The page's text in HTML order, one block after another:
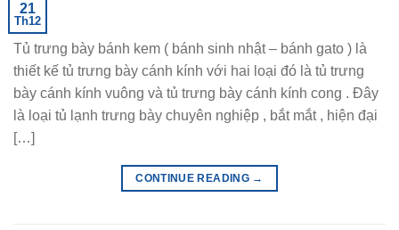
21
Th12
Tủ trưng bày bánh kem ( bánh sinh nhật – bánh gato ) là
thiết kế tủ trưng bày cánh kính với hai loại đó là tủ trưng
bày cánh kính vuông và tủ trưng bày cánh kính cong . Đây
là loại tủ lạnh trưng bày chuyên nghiệp , bắt mắt , hiện đại
[…]
CONTINUE READING →